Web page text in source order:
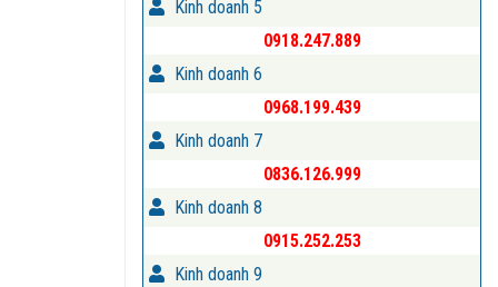
Kinh doanh 5
0918.247.889
Kinh doanh 6
0968.199.439
Kinh doanh 7
0836.126.999
Kinh doanh 8
0915.252.253
Kinh doanh 9